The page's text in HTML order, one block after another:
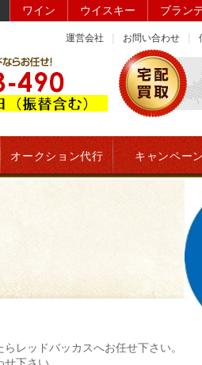
ワイン ウイスキー ブラン
運営会社 お問い合わせ
オークション代行 キャンペーン
レッドバッカスへお任せ下さい。